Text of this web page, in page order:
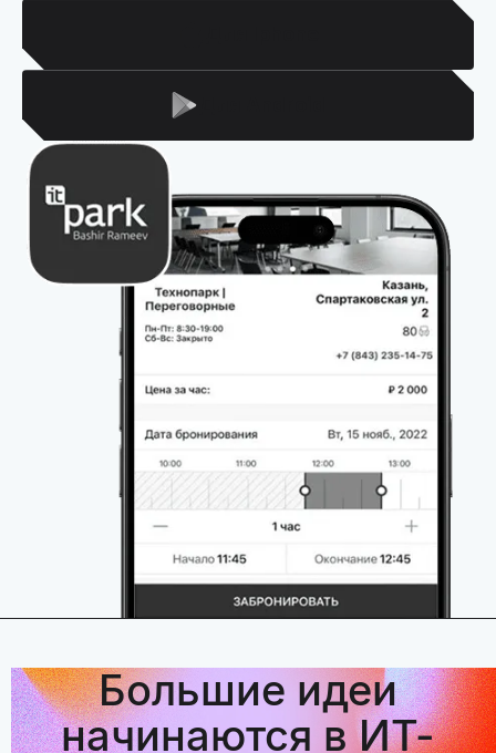
Большие идеи
начинаются в ИТ-